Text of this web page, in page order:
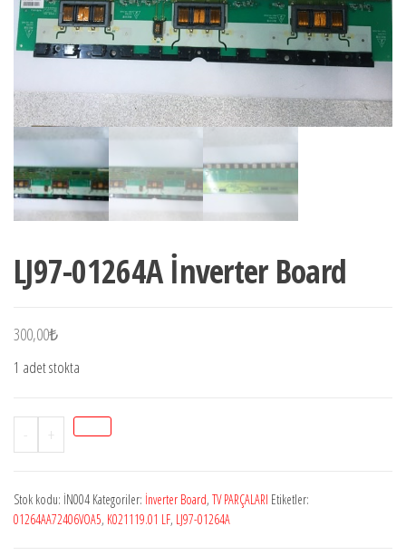
LJ97-01264A İnverter Board
300,00₺
1 adet stokta
-
LJ97-
01264A
Board
adet
+
Stok kodu: İN004 Kategoriler: İnverter Board, TV PARÇALARI Etiketler:
01264AA72406VOA5, K021119.01 LF, LJ97-01264A